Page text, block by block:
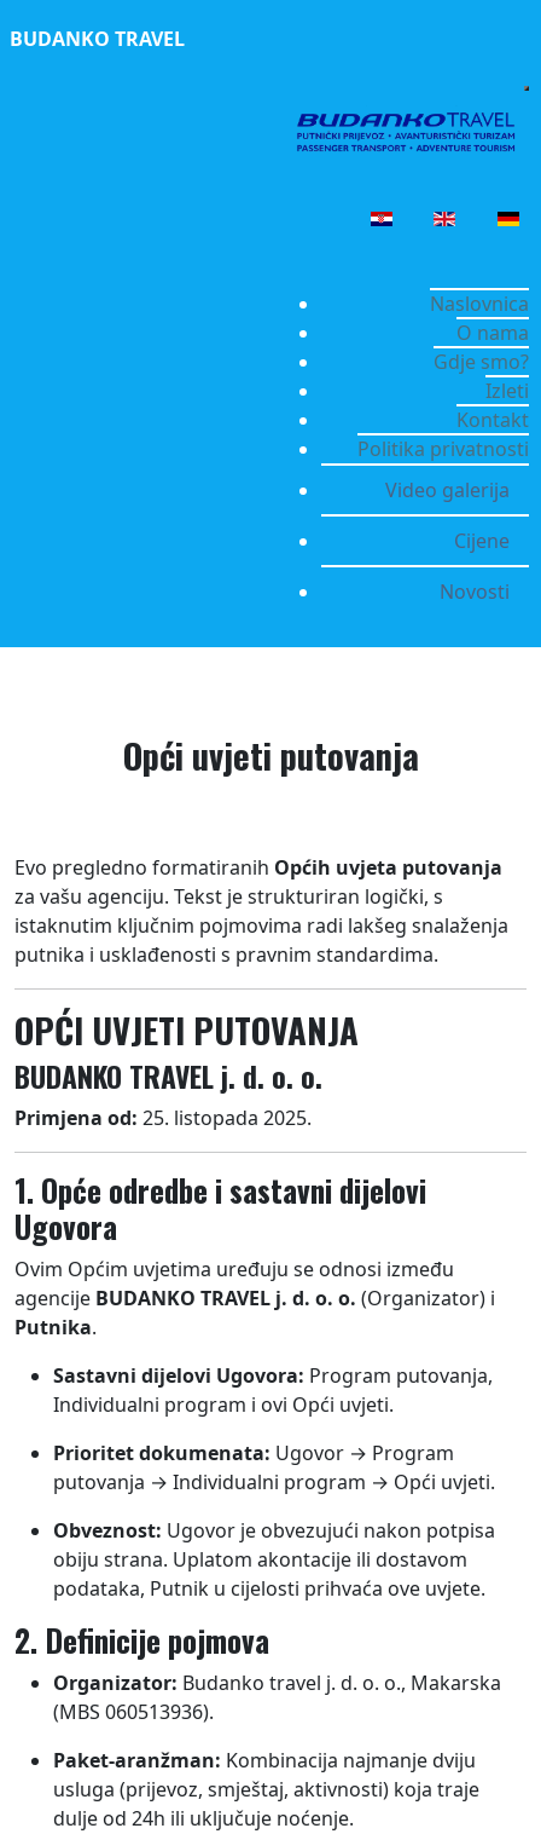
BUDANKO TRAVEL
Naslovnica
O nama
Gdje smo?
Izleti
Kontakt
Politika privatnosti
Video galerija
Cijene
Novosti
Opći uvjeti putovanja
Evo pregledno formatiranih Općih uvjeta putovanja
za vašu agenciju. Tekst je strukturiran logički, s
istaknutim ključnim pojmovima radi lakšeg snalaženja
putnika i usklađenosti s pravnim standardima.
OPĆI UVJETI PUTOVANJA
BUDANKO TRAVEL j. d. o. o.
Primjena od: 25. listopada 2025.
1. Opće odredbe i sastavni dijelovi
Ugovora
Ovim Općim uvjetima uređuju se odnosi između
agencije BUDANKO TRAVEL j. d. o. o. (Organizator) i
Putnika.
Sastavni dijelovi Ugovora: Program putovanja,
Individualni program i ovi Opći uvjeti.
Prioritet dokumenata: Ugovor → Program
putovanja → Individualni program → Opći uvjeti.
Obveznost: Ugovor je obvezujući nakon potpisa
obiju strana. Uplatom akontacije ili dostavom
podataka, Putnik u cijelosti prihvaća ove uvjete.
2. Definicije pojmova
Organizator: Budanko travel j. d. o. o., Makarska
(MBS 060513936).
Paket-aranžman: Kombinacija najmanje dviju
usluga (prijevoz, smještaj, aktivnosti) koja traje
dulje od 24h ili uključuje noćenje.